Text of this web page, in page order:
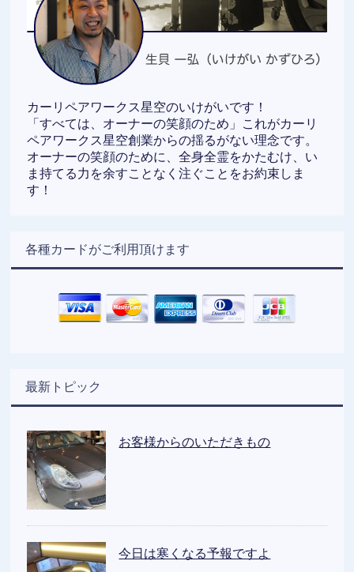
カーリペアワークス星空のいけがいです！
「すべては、オーナーの笑顔のため」これがカーリ
ペアワークス星空創業からの揺るがない理念です。
オーナーの笑顔のために、全身全霊をかたむけ、い
ま持てる力を余すことなく注ぐことをお約束しま
す！
各種カードがご利用頂けます
最新トピック
お客様からのいただきもの
今日は寒くなる予報ですよ